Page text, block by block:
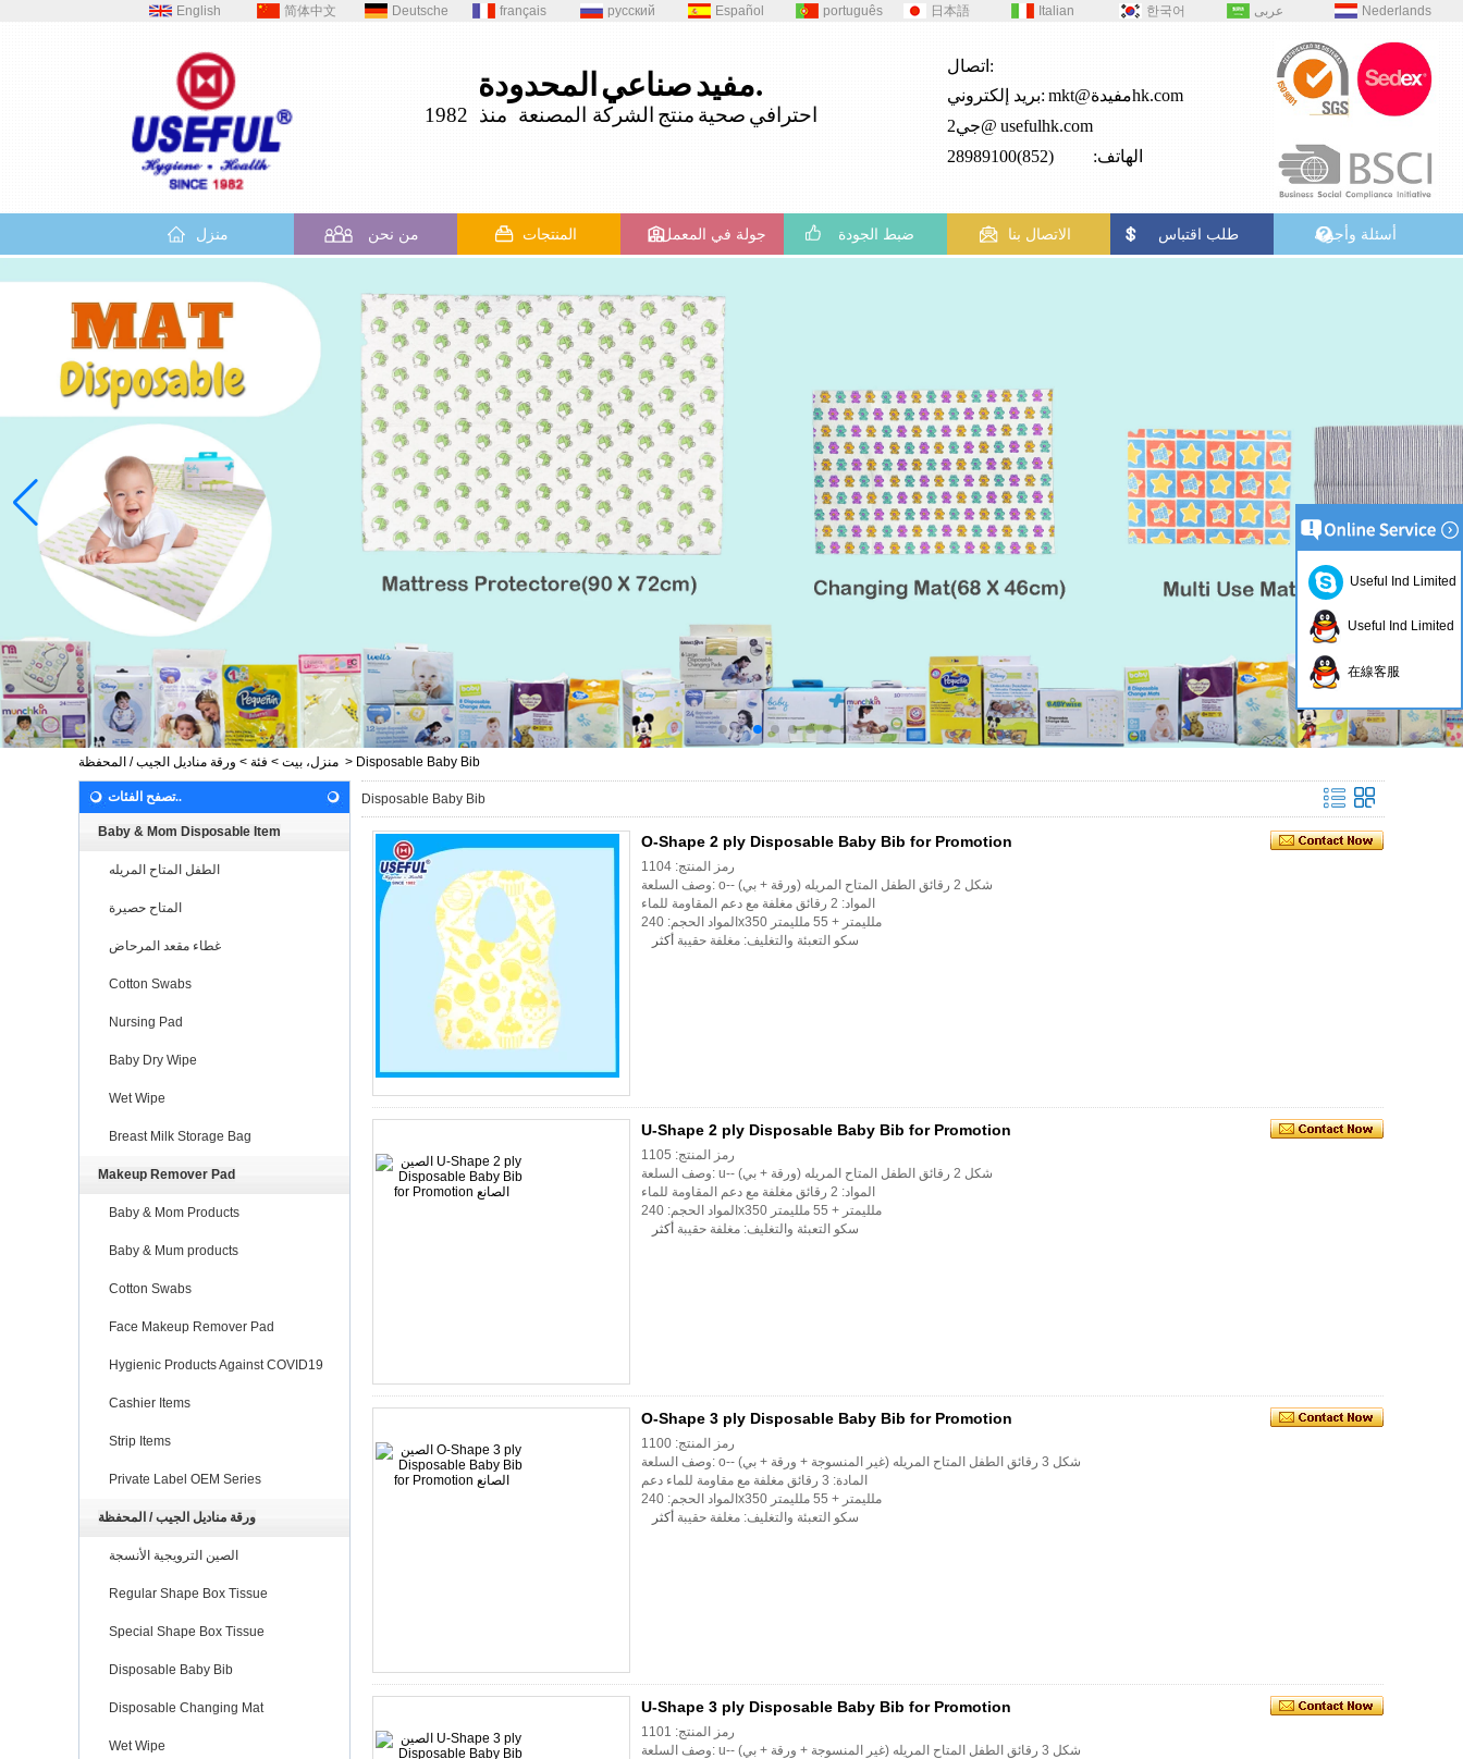
English 简体中文 Deutsche français русский Español português 日本語 Italian 한국어 عربى Nederlands
مفيدصناعي المحدودة.
احترافي صحية منتج الشركة المصنعة منذ 1982
اتصال:
بريد إلكتروني:
mkt@مفيدةhk.com
جي2@ usefulhk.com
الهاتف: (852)28989100
منزل من نحن المنتجات جولة في المعمل ضبط الجودة الاتصال بنا طلب اقتباس أسئلة وأجوبة
منزل، بيت > فئة > ورقة مناديل الجيب / المحفظة > Disposable Baby Bib
تصفح الفئات..
Baby & Mom Disposable Item
الطفل المتاح المريله
المتاح حصيرة
غطاء مقعد المرحاض
Cotton Swabs
Nursing Pad
Baby Dry Wipe
Wet Wipe
Breast Milk Storage Bag
Makeup Remover Pad
Baby & Mom Products
Baby & Mum products
Cotton Swabs
Face Makeup Remover Pad
Hygienic Products Against COVID19
Cashier Items
Strip Items
Private Label OEM Series
ورقة مناديل الجيب / المحفظة
الصين الترويجية الأنسجة
Regular Shape Box Tissue
Special Shape Box Tissue
Disposable Baby Bib
Disposable Changing Mat
Wet Wipe
Disposable Baby Bib
O-Shape 2 ply Disposable Baby Bib for Promotion
رمز المنتج: 1104
وصف السلعة: o-- شكل 2 رقائق الطفل المتاح المريله (ورقة + بي)
المواد: 2 رقائق مغلفة مع دعم المقاومة للماء
المواد الحجم: 240x350 ملليمتر + 55 ملليمتر
سكو التعبئة والتغليف: مغلفة حقيبة أكثر
U-Shape 2 ply Disposable Baby Bib for Promotion
رمز المنتج: 1105
وصف السلعة: u-- شكل 2 رقائق الطفل المتاح المريله (ورقة + بي)
المواد: 2 رقائق مغلفة مع دعم المقاومة للماء
المواد الحجم: 240x350 ملليمتر + 55 ملليمتر
سكو التعبئة والتغليف: مغلفة حقيبة أكثر
O-Shape 3 ply Disposable Baby Bib for Promotion
رمز المنتج: 1100
وصف السلعة: o-- شكل 3 رقائق الطفل المتاح المريله (غير المنسوجة + ورقة + بي)
المادة: 3 رقائق مغلفة مع مقاومة للماء دعم
المواد الحجم: 240x350 ملليمتر + 55 ملليمتر
سكو التعبئة والتغليف: مغلفة حقيبة أكثر
U-Shape 3 ply Disposable Baby Bib for Promotion
رمز المنتج: 1101
وصف السلعة: u-- شكل 3 رقائق الطفل المتاح المريله (غير المنسوجة + ورقة + بي)
Useful Ind Limited
Useful Ind Limited
在線客服